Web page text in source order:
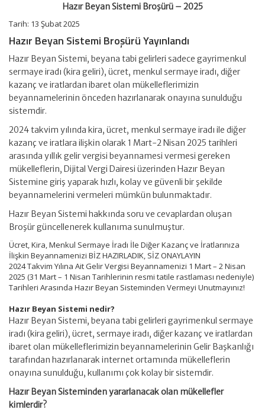
Hazır Beyan Sistemi Broşürü – 2025
Tarih: 13 Şubat 2025
Hazır Beyan Sistemi Broşürü Yayınlandı
Hazır Beyan Sistemi, beyana tabi gelirleri sadece gayrimenkul
sermaye iradı (kira geliri), ücret, menkul sermaye iradı, diğer
kazanç ve iratlardan ibaret olan mükelleflerimizin
beyannamelerinin önceden hazırlanarak onayına sunulduğu
sistemdir.
2024 takvim yılında kira, ücret, menkul sermaye iradı ile diğer
kazanç ve iratlara ilişkin olarak 1 Mart-2 Nisan 2025 tarihleri
arasında yıllık gelir vergisi beyannamesi vermesi gereken
mükelleflerin, Dijital Vergi Dairesi üzerinden Hazır Beyan
Sistemine giriş yaparak hızlı, kolay ve güvenli bir şekilde
beyannamelerini vermeleri mümkün bulunmaktadır.
Hazır Beyan Sistemi hakkında soru ve cevaplardan oluşan
Broşür güncellenerek kullanıma sunulmuştur.
Ücret, Kira, Menkul Sermaye İradı İle Diğer Kazanç ve İratlarınıza
İlişkin Beyannamenizi BİZ HAZIRLADIK, SİZ ONAYLAYIN
2024 Takvim Yılına Ait Gelir Vergisi Beyannamenizi 1 Mart – 2 Nisan
2025 (31 Mart – 1 Nisan Tarihlerinin resmi tatile rastlaması nedeniyle)
Tarihleri Arasında Hazır Beyan Sisteminden Vermeyi Unutmayınız!
Hazır Beyan Sistemi nedir?
Hazır Beyan Sistemi, beyana tabi gelirleri gayrimenkul sermaye
iradı (kira geliri), ücret, sermaye iradı, diğer kazanç ve iratlardan
ibaret olan mükelleflerimizin beyannamelerinin Gelir Başkanlığı
tarafından hazırlanarak internet ortamında mükelleflerin
onayına sunulduğu, kullanımı çok kolay bir sistemdir.
Hazır Beyan Sisteminden yararlanacak olan mükellefler
kimlerdir?